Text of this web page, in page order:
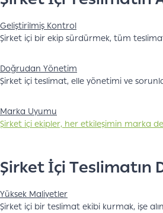
Geliştirilmiş Kontrol
Şirket içi bir ekip sürdürmek, tüm
Doğrudan Yönetim
Şirket içi teslimat, elle yönetimi ve
Marka Uyumu
Şirket içi ekipler, her etkileşimin marka
Şirket İçi Teslimatın
Yüksek Maliyetler
Şirket içi bir teslimat ekibi kurmak, işe